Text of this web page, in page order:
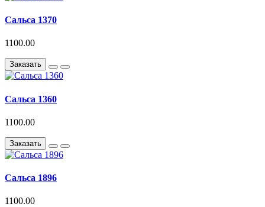
Сальса 1370
1100.00
Заказать
Сальса 1360
1100.00
Заказать
Сальса 1896
1100.00